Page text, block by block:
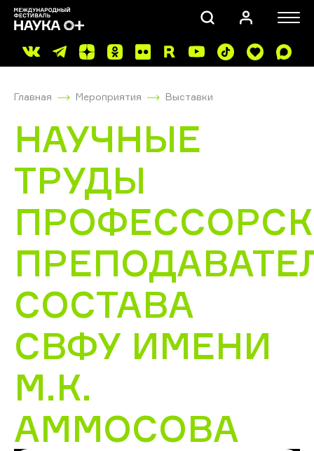
Главная Мероприятия Выставки
НАУЧНЫЕ
ТРУДЫ
СОСТАВА
СВФУ ИМЕНИ
М.К.
АММОСОВА